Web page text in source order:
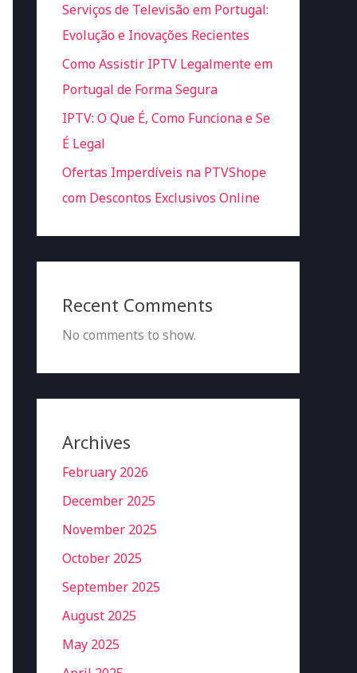
Serviços de Televisão em Portugal:
Evolução e Inovações Recientes
Como Assistir IPTV Legalmente em
Portugal de Forma Segura
IPTV: O Que É, Como Funciona e Se
É Legal
Ofertas Imperdíveis na PTVShope
com Descontos Exclusivos Online
Recent Comments
No comments to show.
Archives
February 2026
December 2025
November 2025
October 2025
September 2025
August 2025
May 2025